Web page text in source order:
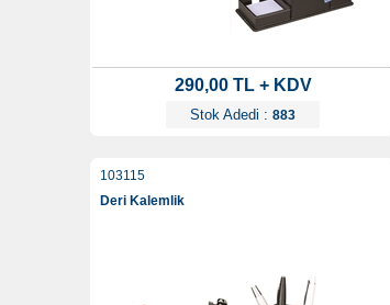
290,00 TL + KDV
Stok Adedi : 883
103115
Deri Kalemlik